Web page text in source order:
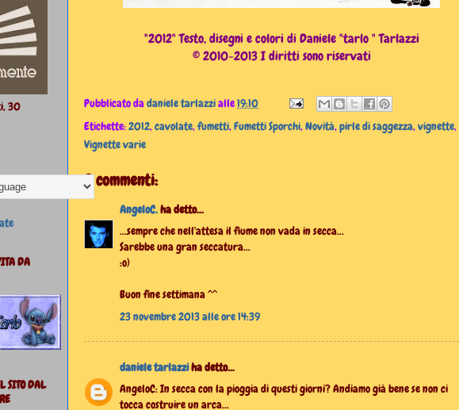
"2012" Testo, disegni e colori di Daniele "tarlo " Tarlazzi
© 2010-2013 I diritti sono riservati
Pubblicato dadaniele tarlazzialle19:10
Etichette:2012,cavolate,fumetti,Fumetti Sporchi,Novità,pirle di saggezza,vignette,
Vignette varie
2 commenti:
AngeloC.ha detto...
...sempre che nell'attesa il fiume non vada in secca...
Sarebbe una gran seccatura...
:o)
Buon fine settimana ^^
23 novembre 2013 alle ore 14:39
daniele tarlazziha detto...
AngeloC: In secca con la pioggia di questi giorni? Andiamo già bene se non ci
tocca costruire un arca...
30
DA
SITO DAL